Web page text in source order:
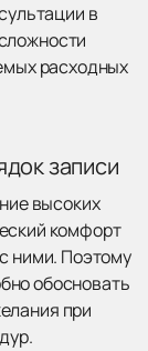
в
расходных
записи
высоких
комфорт
ними. Поэтому
обосновать
при